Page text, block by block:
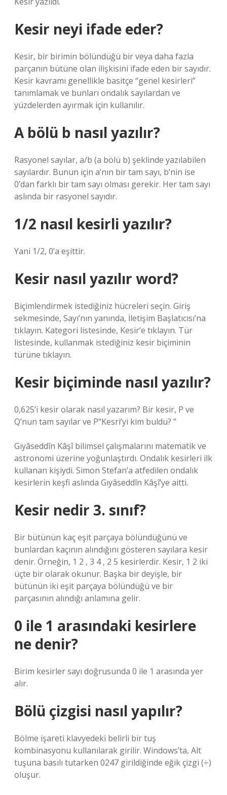
Kesir neyi ifade eder?
Kesir, bir birimin bölündüğü bir veya daha fazla
parçanın bütüne olan ilişkisini ifade eden bir sayıdır.
Kesir kavramı genellikle basitçe “genel kesirleri”
tanımlamak ve bunları ondalık sayılardan ve
yüzdelerden ayırmak için kullanılır.
A bölü b nasıl yazılır?
Rasyonel sayılar, a/b (a bölü b) şeklinde yazılabilen
sayılardır. Bunun için a’nın bir tam sayı, b’nin ise
0’dan farklı bir tam sayı olması gerekir. Her tam sayı
aslında bir rasyonel sayıdır.
1/2 nasıl kesirli yazılır?
Yani 1/2, 0’a eşittir.
Kesir nasıl yazılır word?
Biçimlendirmek istediğiniz hücreleri seçin. Giriş
sekmesinde, Sayı’nın yanında, İletişim Başlatıcısı’na
tıklayın. Kategori listesinde, Kesir’e tıklayın. Tür
listesinde, kullanmak istediğiniz kesir biçiminin
türüne tıklayın.
Kesir biçiminde nasıl yazılır?
0,625’i kesir olarak nasıl yazarım? Bir kesir, P ve
Q’nun tam sayılar ve P Kesri’yi kim buldu?
Gıyâseddîn Kâşî bilimsel çalışmalarını matematik ve
astronomi üzerine yoğunlaştırdı. Ondalık kesirleri ilk
kullanan kişiydi. Simon Stefan’a atfedilen ondalık
kesirlerin keşfi aslında Gıyâseddîn Kâşî’ye aitti.
Kesir nedir 3. sınıf?
Bir bütünün kaç eşit parçaya bölündüğünü ve
bunlardan kaçının alındığını gösteren sayılara kesir
denir. Örneğin, 1 2 , 3 4 , 2 5 kesirlerdir. Kesir, 1 2 iki
üçte bir olarak okunur. Başka bir deyişle, bir
bütünün iki eşit parçaya bölündüğü ve bir
parçasının alındığı anlamına gelir.
0 ile 1 arasındaki kesirlere
ne denir?
Birim kesirler sayı doğrusunda 0 ile 1 arasında yer
alır.
Bölü çizgisi nasıl yapılır?
Bölme işareti klavyedeki belirli bir tuş
kombinasyonu kullanılarak girilir. Windows’ta, Alt
tuşuna basılı tutarken 0247 girildiğinde eğik çizgi (÷)
oluşur.